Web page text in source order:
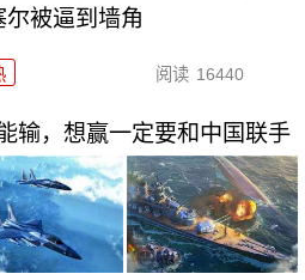
尔被逼到墙角
阅读 16440
输，想赢一定要和中国联手